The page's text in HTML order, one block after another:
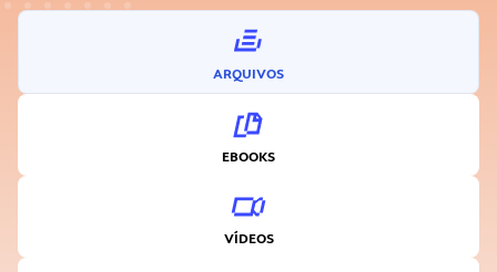
ARQUIVOS
EBOOKS
VÍDEOS